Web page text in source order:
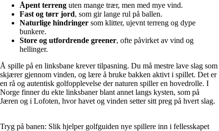
Åpent terreng uten mange trær, men med mye vind.
Fast og tørr jord, som gir lange rul på ballen.
Naturlige hindringer som klitter, ujevnt terreng og dype
bunkere.
Store og utfordrende greener, ofte påvirket av vind og
hellinger.
Å spille på en linksbane krever tilpasning. Du må mestre lave slag som
skjærer gjennom vinden, og lære å bruke bakken aktivt i spillet. Det er
en rå og autentisk golfopplevelse der naturen spiller en hovedrolle. I
Norge finner du ekte linksbaner blant annet langs kysten, som på
Jæren og i Lofoten, hvor havet og vinden setter sitt preg på hvert slag.
Tryg på banen: Slik hjelper golfguiden nye spillere inn i fellesskapet